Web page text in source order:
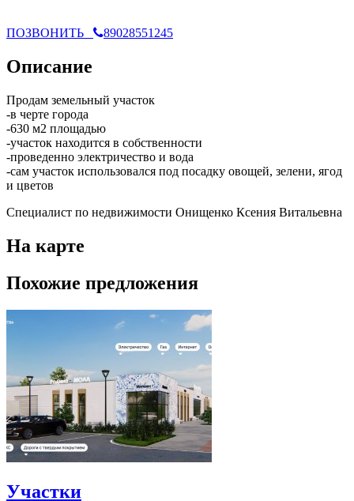
ПОЗВОНИТЬ 89028551245
Описание
Продам земельный участок
-в черте города
-630 м2 площадью
-участок находится в собственности
-проведенно электричество и вода
-сам участок использовался под посадку овощей, зелени, ягод
и цветов
Специалист по недвижимости Онищенко Ксения Витальевна
На карте
Похожие предложения
Участки